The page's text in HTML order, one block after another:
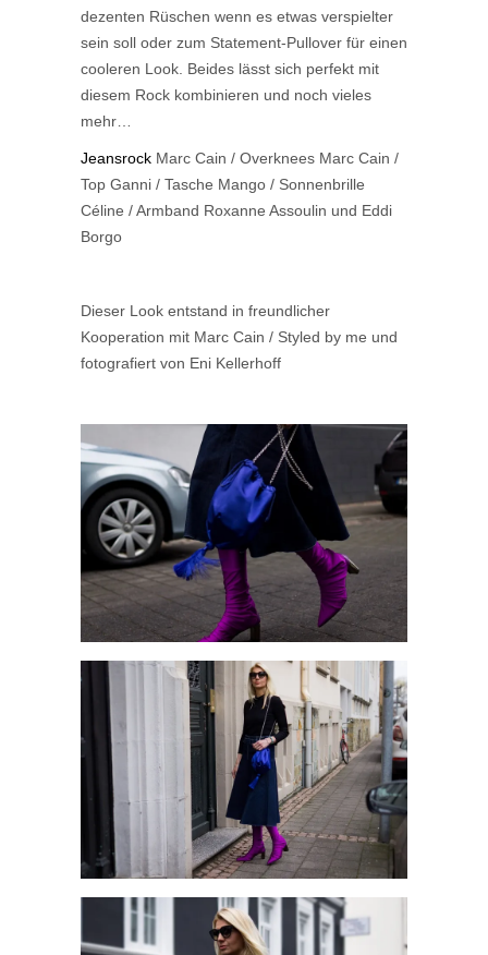
dezenten Rüschen wenn es etwas verspielter
sein soll oder zum Statement-Pullover für einen
cooleren Look. Beides lässt sich perfekt mit
diesem Rock kombinieren und noch vieles
mehr…
Jeansrock Marc Cain / Overknees Marc Cain /
Top Ganni / Tasche Mango / Sonnenbrille
Céline / Armband Roxanne Assoulin und Eddi
Borgo
Dieser Look entstand in freundlicher
Kooperation mit Marc Cain / Styled by me und
fotografiert von Eni Kellerhoff